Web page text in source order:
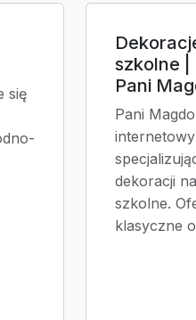
się
szkolne |
Pani
Pani
dekoracji
szkolne.
klasyczne